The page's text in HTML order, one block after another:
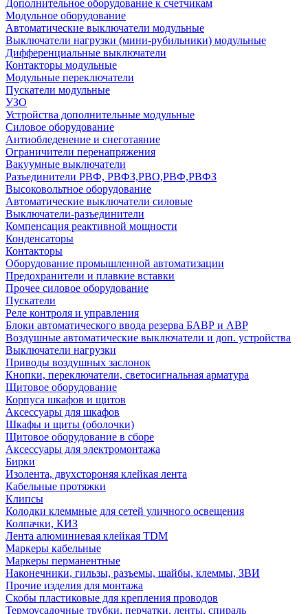
Дополнительное оборудование к счетчикам
Модульное оборудование
Автоматические выключатели модульные
Выключатели нагрузки (мини-рубильники) модульные
Дифференциальные выключатели
Контакторы модульные
Модульные переключатели
Пускатели модульные
УЗО
Устройства дополнительные модульные
Силовое оборудование
Антиобледенение и снеготаяние
Ограничители перенапряжения
Вакуумные выключатели
Разъединители РВФ, РВФЗ,РВО,РВФ,РВФЗ
Высоковольтное оборудование
Автоматические выключатели cиловые
Выключатели-разъединители
Компенсация реактивной мощности
Конденсаторы
Контакторы
Оборудование промышленной автоматизации
Предохранители и плавкие вставки
Прочее силовое оборудование
Пускатели
Реле контроля и управления
Блоки автоматического ввода резерва БАВР и АВР
Воздушные автоматические выключатели и доп. устройства
Выключатели нагрузки
Приводы воздушных заслонок
Кнопки, переключатели, светосигнальная арматура
Щитовое оборудование
Корпуса шкафов и щитов
Аксессуары для шкафов
Шкафы и щиты (оболочки)
Щитовое оборудование в сборе
Аксессуары для электромонтажа
Бирки
Изолента, двухстороняя клейкая лента
Кабельные протяжки
Клипсы
Колодки клеммные для сетей уличного освещения
Колпачки, КИЗ
Лента алюминиевая клейкая TDM
Маркеры кабельные
Маркеры перманентные
Наконечники, гильзы, разъемы, шайбы, клеммы, ЗВИ
Прочие изделия для монтажа
Скобы пластиковые для крепления проводов
Термоусадочные трубки, перчатки, ленты, спираль